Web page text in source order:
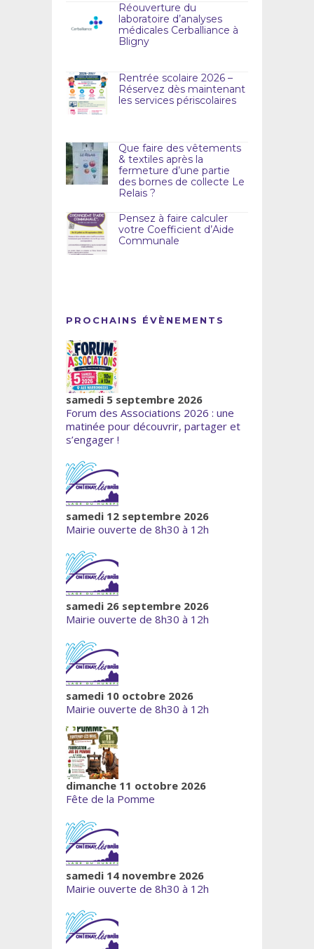
Réouverture du
laboratoire d’analyses
médicales Cerballiance à
Bligny
Rentrée scolaire 2026 –
Réservez dès maintenant
les services périscolaires
Que faire des vêtements
& textiles après la
fermeture d’une partie
des bornes de collecte Le
Relais ?
Pensez à faire calculer
votre Coefficient d’Aide
Communale
PROCHAINS ÉVÈNEMENTS
samedi 5 septembre 2026
Forum des Associations 2026 : une
matinée pour découvrir, partager et
s’engager !
samedi 12 septembre 2026
Mairie ouverte de 8h30 à 12h
samedi 26 septembre 2026
Mairie ouverte de 8h30 à 12h
samedi 10 octobre 2026
Mairie ouverte de 8h30 à 12h
dimanche 11 octobre 2026
Fête de la Pomme
samedi 14 novembre 2026
Mairie ouverte de 8h30 à 12h